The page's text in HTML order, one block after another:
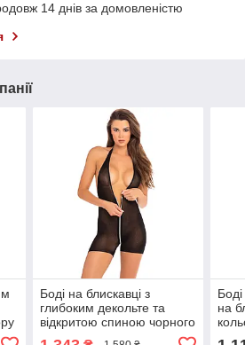
14 днів за домовленістю
Боді на блискавці з
глибоким декольте та
відкритою спиною чорного
на